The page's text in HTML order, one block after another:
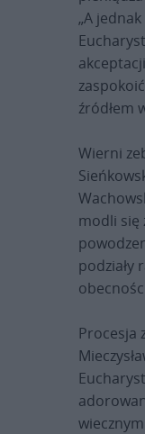
„A
źródłem
Wierni
modli się
podziały
Procesja